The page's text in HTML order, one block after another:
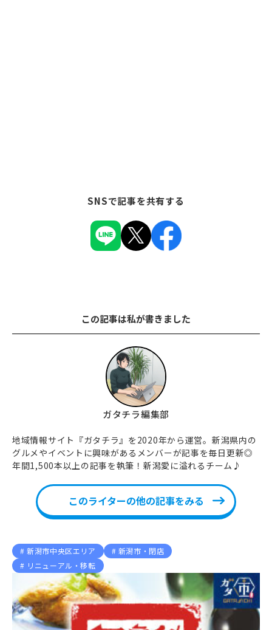
SNSで記事を共有する
この記事は私が書きました
ガタチラ編集部
地域情報サイト『ガタチラ』を2020年から運営。新潟県内の
グルメやイベントに興味があるメンバーが記事を毎日更新◎
年間1,500本以上の記事を執筆！新潟愛に溢れるチーム♪
このライターの他の記事をみる
新潟市中央区エリア
新潟市・閉店
リニューアル・移転